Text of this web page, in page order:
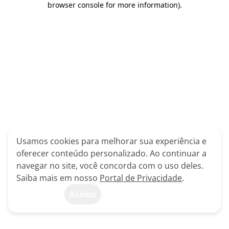
browser console for more information).
Usamos cookies para melhorar sua experiência e
oferecer conteúdo personalizado. Ao continuar a
navegar no site, você concorda com o uso deles.
Saiba mais em nosso Portal de Privacidade.